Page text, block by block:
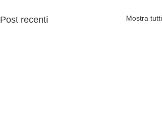
Post recenti Mostra tutti